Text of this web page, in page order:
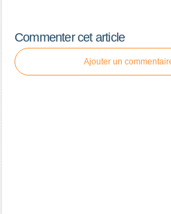
Commenter cet article
Ajouter un